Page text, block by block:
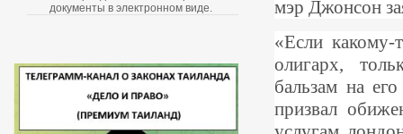
документы в электронном виде.
мэр Джонсон
«Если какому-
олигарх,
бальзам на
призвал